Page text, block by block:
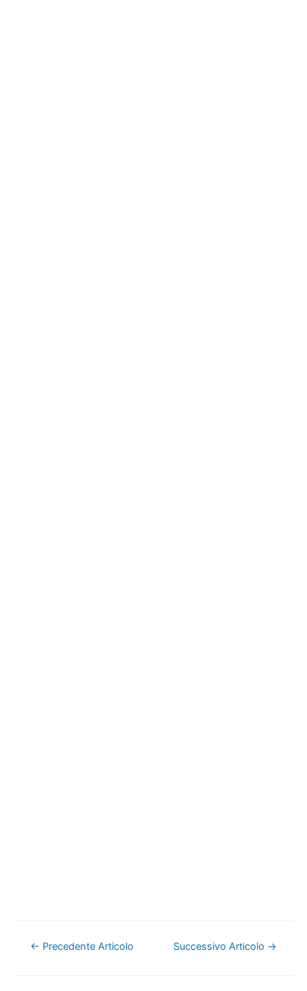
Navigazione
← Precedente Articolo Successivo Articolo →